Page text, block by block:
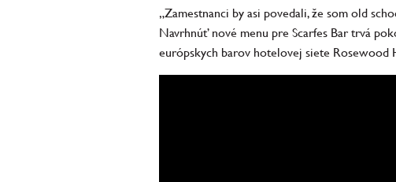
„Zamestnanci by asi povedali, že som old
Navrhnúť nové menu pre Scarfes Bar trvá
európskych barov hotelovej siete Rosewood